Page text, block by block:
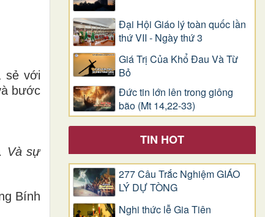
sẻ với
bước
Và sự
Bính
Đại Hội Giáo lý toàn quốc lần
thứ VII - Ngày thứ 3
Giá Trị Của Khổ Ðau Và Từ
Bỏ
Đức tin lớn lên trong giông
bão (Mt 14,22-33)
TIN HOT
277 Câu Trắc Nghiệm GIÁO
LÝ DỰ TÒNG
Nghi thức lễ Gia Tiên